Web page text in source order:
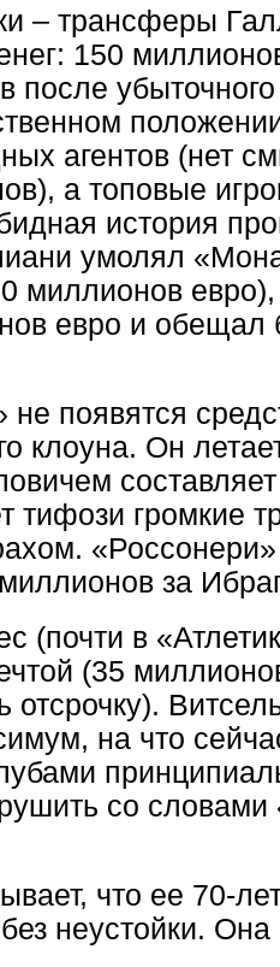
– трансферы
150
после
агентов (нет
а топовые
история
умолял
миллионов
евро и обещал
появятся
клоуна. Он
составляет
тифози громкие
за
(почти в
(35
отсрочку).
на что
со
что ее 70-
неустойки.